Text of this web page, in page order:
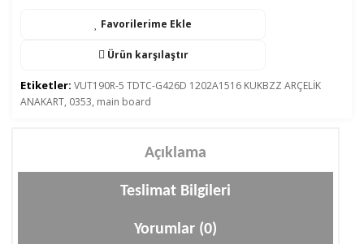
Favorilerime Ekle
Ürün karşılaştır
Etiketler: VUT190R-5 TDTC-G426D 1202A1516 KUKBZZ ARÇELİK
ANAKART, 0353, main board
Açıklama
Teslimat Bilgileri
Yorumlar (0)